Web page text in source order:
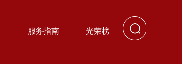
服务指南 光荣榜